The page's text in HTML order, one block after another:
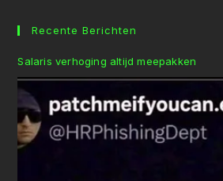
Recente Berichten
Salaris verhoging altijd meepakken